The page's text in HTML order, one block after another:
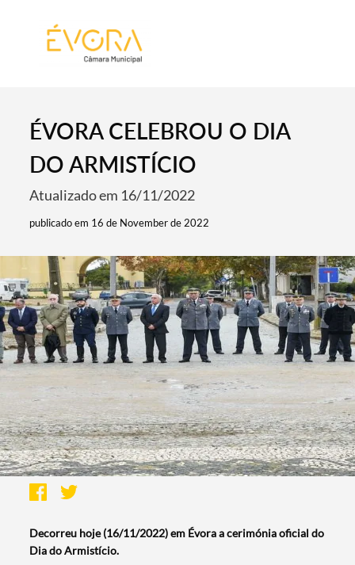
ÉVORA CELEBROU O DIA
DO ARMISTÍCIO
Atualizado em 16/11/2022
publicado em 16 de November de 2022
Decorreu hoje (16/11/2022) em Évora a cerimónia oficial do
Dia do Armistício.